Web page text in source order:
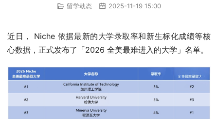
留学动态 2025-11-19 15:00
近日， Niche 依据最新的大学录取率和新生标化成绩等核
心数据，正式发布了「2026 全美最难进入的大学」名单。